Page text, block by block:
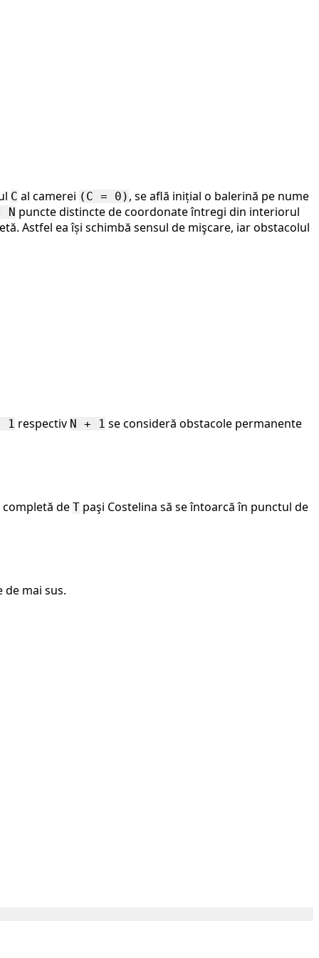
C al camerei (C = 0) , se află inițial o balerină pe nume
N puncte distincte de coordonate întregi din interiorul
Astfel ea își schimbă sensul de mişcare, iar obstacolul
1 respectiv N + 1 se consideră obstacole permanente
de T paşi Costelina să se întoarcă în punctul de
mai sus.